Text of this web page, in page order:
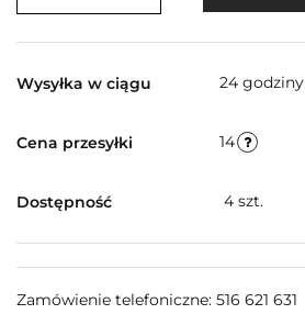
Wysyłka w ciągu 24 godziny
Cena przesyłki 14
Dostępność 4 szt.
Zamówienie telefoniczne: 516 621 631